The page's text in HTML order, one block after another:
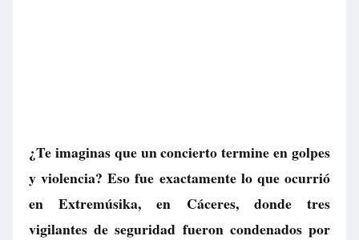
¿Te imaginas que un concierto termine en golpes
y violencia? Eso fue exactamente lo que ocurrió
en Extremúsika, en Cáceres, donde tres
vigilantes de seguridad fueron condenados por